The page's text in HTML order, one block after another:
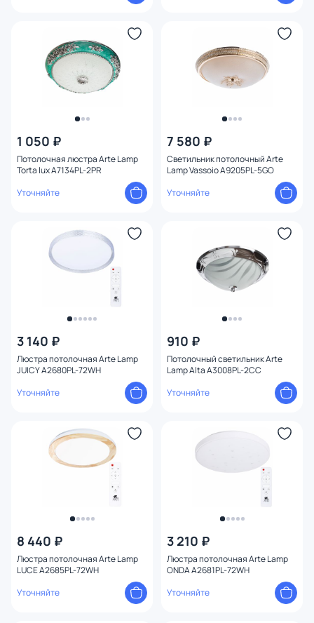
1 050 ₽
Потолочная люстра Arte Lamp
Torta lux A7134PL-2PR
Уточняйте
7 580 ₽
Светильник потолочный Arte
Lamp Vassoio A9205PL-5GO
Уточняйте
3 140 ₽
Люстра потолочная Arte Lamp
JUICY A2680PL-72WH
Уточняйте
910 ₽
Потолочный светильник Arte
Lamp Alta A3008PL-2CC
Уточняйте
8 440 ₽
Люстра потолочная Arte Lamp
LUCE A2685PL-72WH
Уточняйте
3 210 ₽
Люстра потолочная Arte Lamp
ONDA A2681PL-72WH
Уточняйте